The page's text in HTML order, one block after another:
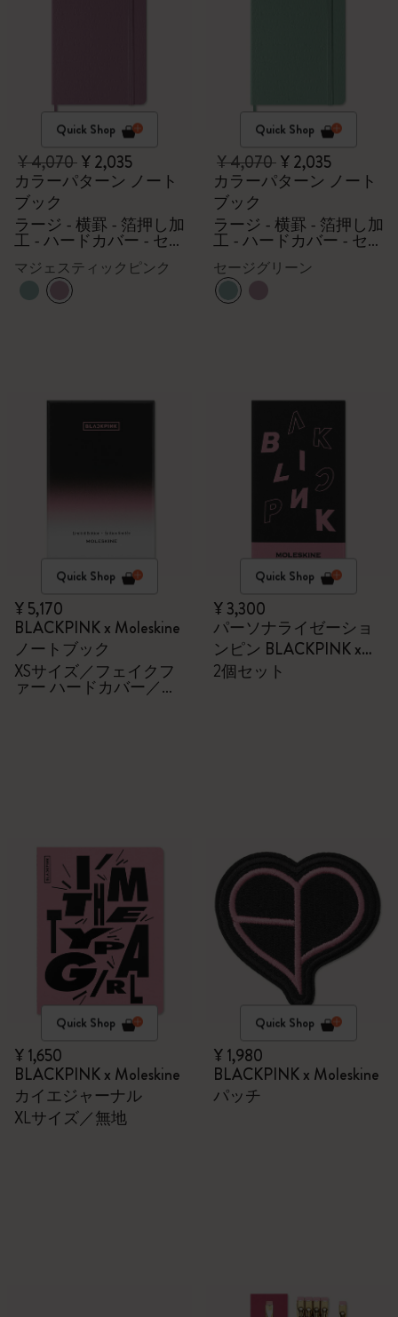
Quick Shop
¥ 4,070¥ 2,035
カラーパターン ノート
ブック
ラージ - 横罫 - 箔押し加
工 - ハードカバー - セー
マジェスティックピンク
Quick Shop
¥ 4,070¥ 2,035
カラーパターン ノート
ブック
ラージ - 横罫 - 箔押し加
工 - ハードカバー - セー
ジグリーン
セージグリーン
Quick Shop
¥ 5,170
BLACKPINK x Moleskine
ノートブック
XSサイズ／フェイクフ
ァー ハードカバー／無
Quick Shop
¥ 3,300
パーソナライゼーショ
ンピン BLACKPINK x
Moleskine
2個セット
Quick Shop
¥ 1,650
BLACKPINK x Moleskine
カイエジャーナル
XLサイズ／無地
Quick Shop
¥ 1,980
BLACKPINK x Moleskine
パッチ